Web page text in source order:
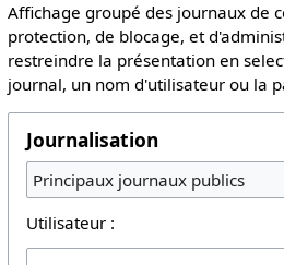
Affichage groupé des journaux de
protection, de blocage, et
restreindre la présentation en
journal, un nom d'utilisateur ou la
Journalisation
Principaux journaux publics
Utilisateur :